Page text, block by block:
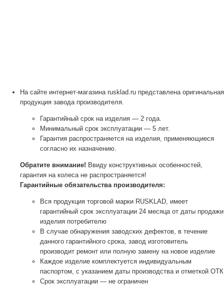
На сайте интернет-магазина rusklad.ru представлена оригинальная
продукция завода производителя.
Гарантийный срок на изделия — 2 года.
Минимальный срок эксплуатации — 5 лет.
Гарантия распространяется на изделия, применяющиеся
согласно их назначению.
Обратите внимание! Ввиду конструктивных особенностей,
гарантия на колеса не распространяется!
Гарантийные обязательства производителя:
Вся продукция торговой марки RUSKLAD, имеет
гарантийный срок эксплуатации 24 месяца от даты продажи
изделия потребителю
В случае обнаружения заводских дефектов, в течение
данного гарантийного срока, завод изготовитель
производит ремонт или полную замену на новое изделие
Каждое изделие комплектуется индивидуальным
паспортом, с указанием даты производства и отметкой ОТК
Срок эксплуатации — не ограничен